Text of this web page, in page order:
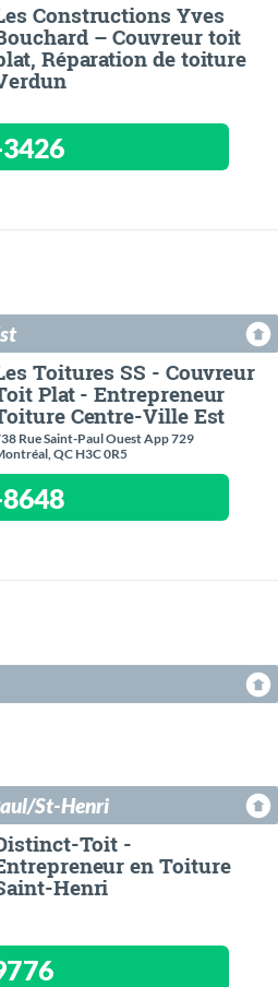
Constructions Yves
– Couvreur toit
Réparation de toiture
Toitures SS - Couvreur
Plat - Entrepreneur
Centre-Ville Est
Rue Saint-Paul Ouest App 729
QC H3C 0R5
St-Henri
Toit -
en Toiture
Henri